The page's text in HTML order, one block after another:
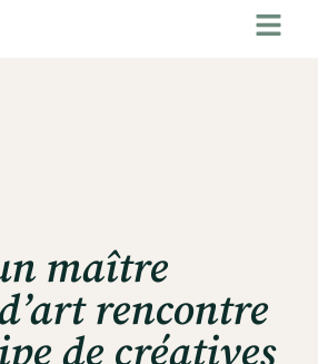
maître
rencontre